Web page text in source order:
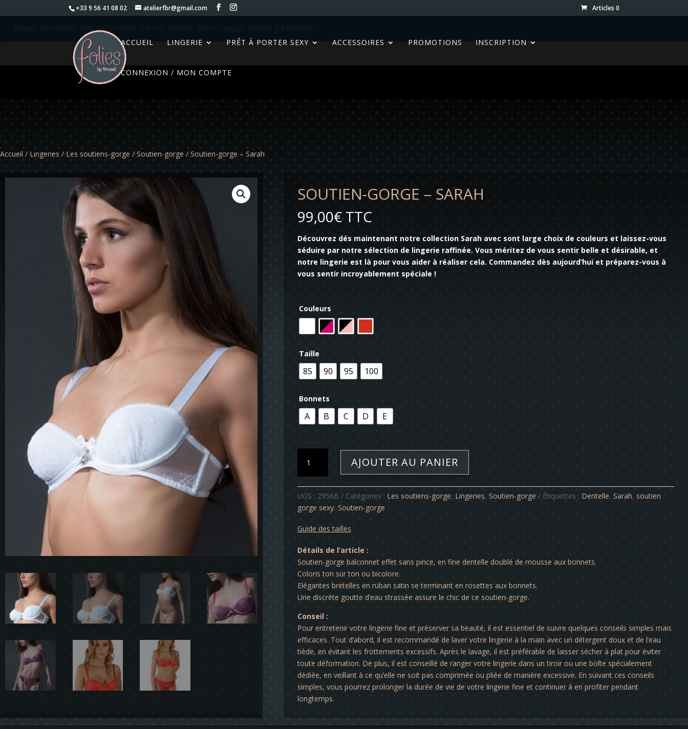
+33 9 56 41 08 02 atelierfbr@gmail.com Articles 0
ACCUEIL LINGERIE PRÊT À PORTER SEXY ACCESSOIRES PROMOTIONS INSCRIPTION
CONNEXION / MON COMPTE
Nous sommes actuellement en vacances. Merci pour votre patience.
Accueil / Lingeries / Les soutiens-gorge / Soutien-gorge / Soutien-gorge – Sarah
SOUTIEN-GORGE – SARAH
99,00€ TTC
Découvrez dés maintenant notre collection Sarah avec sont large choix de couleurs et laissez-vous
séduire par notre sélection de lingerie raffinée. Vous méritez de vous sentir belle et désirable, et
notre lingerie est là pour vous aider à réaliser cela. Commandez dès aujourd’hui et préparez-vous à
vous sentir incroyablement spéciale !
Couleurs
Taille
85 90 95 100
Bonnets
A B C D E
Soutien-
gorge
-
Sarah
AJOUTER AU PANIER
UGS : 2956B Catégories : Les soutiens-gorge, Lingeries, Soutien-gorge Étiquettes : Dentelle, Sarah, soutien
gorge sexy, Soutien-gorge
Guide des tailles
Détails de l’article :
Soutien-gorge balconnet effet sans pince, en fine dentelle doublé de mousse aux bonnets.
Coloris ton sur ton ou bicolore.
Elégantes bretelles en ruban satin se terminant en rosettes aux bonnets.
Une discrète goutte d’eau strassée assure le chic de ce soutien-gorge.
Conseil :
Pour entretenir votre lingerie fine et préserver sa beauté, il est essentiel de suivre quelques conseils simples mais
efficaces. Tout d’abord, il est recommandé de laver votre lingerie à la main avec un détergent doux et de l’eau
tiède, en évitant les frottements excessifs. Après le lavage, il est préférable de laisser sécher à plat pour éviter
toute déformation. De plus, il est conseillé de ranger votre lingerie dans un tiroir ou une boîte spécialement
dédiée, en veillant à ce qu’elle ne soit pas comprimée ou pliée de manière excessive. En suivant ces conseils
simples, vous pourrez prolonger la durée de vie de votre lingerie fine et continuer à en profiter pendant
longtemps.